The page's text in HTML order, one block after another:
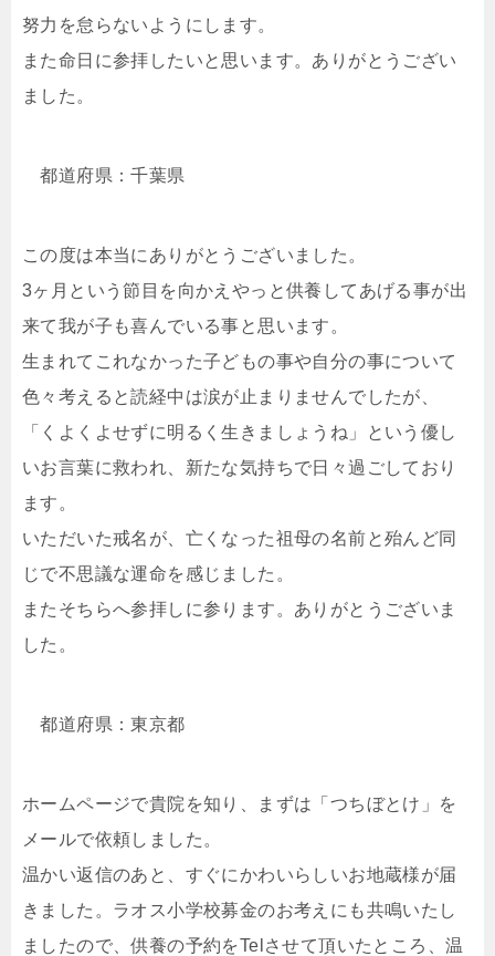
努力を怠らないようにします。
また命日に参拝したいと思います。ありがとうござい
ました。
都道府県：千葉県
この度は本当にありがとうございました。
3ヶ月という節目を向かえやっと供養してあげる事が出
来て我が子も喜んでいる事と思います。
生まれてこれなかった子どもの事や自分の事について
色々考えると読経中は涙が止まりませんでしたが、
「くよくよせずに明るく生きましょうね」という優し
いお言葉に救われ、新たな気持ちで日々過ごしており
ます。
いただいた戒名が、亡くなった祖母の名前と殆んど同
じで不思議な運命を感じました。
またそちらへ参拝しに参ります。ありがとうございま
した。
都道府県：東京都
ホームページで貴院を知り、まずは「つちぼとけ」を
メールで依頼しました。
温かい返信のあと、すぐにかわいらしいお地蔵様が届
きました。ラオス小学校募金のお考えにも共鳴いたし
ましたので、供養の予約をTelさせて頂いたところ、温